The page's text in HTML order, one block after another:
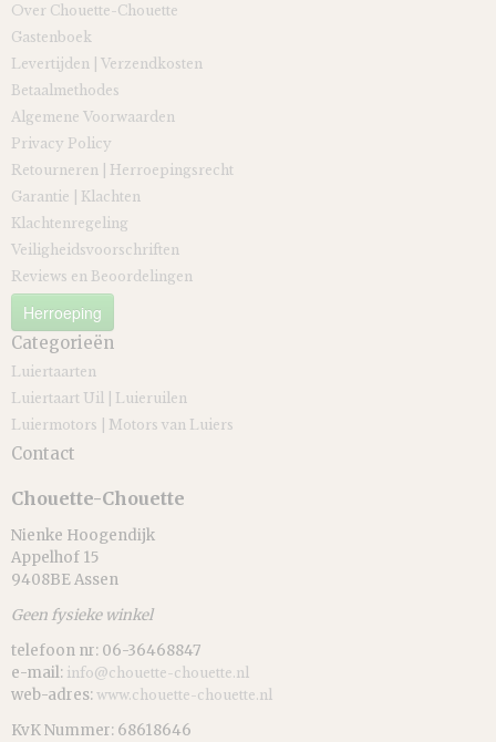
Over Chouette-Chouette
Gastenboek
Levertijden | Verzendkosten
Betaalmethodes
Algemene Voorwaarden
Privacy Policy
Retourneren | Herroepingsrecht
Garantie | Klachten
Klachtenregeling
Veiligheidsvoorschriften
Reviews en Beoordelingen
Herroeping
Categorieën
Luiertaarten
Luiertaart Uil | Luieruilen
Luiermotors | Motors van Luiers
Contact
Chouette-Chouette
Nienke Hoogendijk
Appelhof 15
9408BE Assen
Geen fysieke winkel
telefoon nr: 06-36468847
e-mail: info@chouette-chouette.nl
web-adres: www.chouette-chouette.nl
KvK Nummer: 68618646